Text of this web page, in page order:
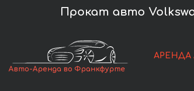
Прокат авто
Авто-Аренда во Франкфурте
АРЕНДА